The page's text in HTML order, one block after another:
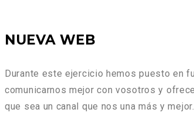
NUEVA WEB
Durante este ejercicio hemos puesto en
comunicarnos mejor con vosotros y
que sea un canal que nos una más y